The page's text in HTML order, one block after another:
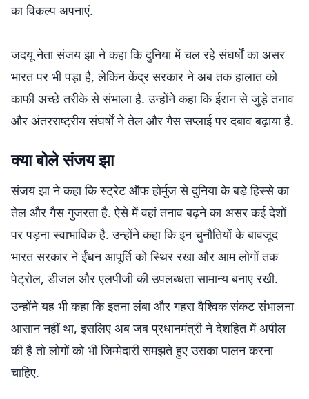
का विकल्प अपनाएं.
जदयू नेता संजय झा ने कहा कि दुनिया में चल रहे संघर्षों का असर
भारत पर भी पड़ा है, लेकिन केंद्र सरकार ने अब तक हालात को
काफी अच्छे तरीके से संभाला है. उन्होंने कहा कि ईरान से जुड़े तनाव
और अंतरराष्ट्रीय संघर्षों ने तेल और गैस सप्लाई पर दबाव बढ़ाया है.
क्या बोले संजय झा
संजय झा ने कहा कि स्ट्रेट ऑफ होर्मुज से दुनिया के बड़े हिस्से का
तेल और गैस गुजरता है. ऐसे में वहां तनाव बढ़ने का असर कई देशों
पर पड़ना स्वाभाविक है. उन्होंने कहा कि इन चुनौतियों के बावजूद
भारत सरकार ने ईंधन आपूर्ति को स्थिर रखा और आम लोगों तक
पेट्रोल, डीजल और एलपीजी की उपलब्धता सामान्य बनाए रखी.
उन्होंने यह भी कहा कि इतना लंबा और गहरा वैश्विक संकट संभालना
आसान नहीं था, इसलिए अब जब प्रधानमंत्री ने देशहित में अपील
की है तो लोगों को भी जिम्मेदारी समझते हुए उसका पालन करना
चाहिए.